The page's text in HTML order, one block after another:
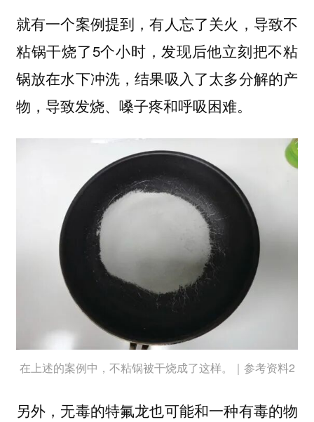
就有一个案例提到，有人忘了关火，导致不
粘锅干烧了5个小时，发现后他立刻把不粘
锅放在水下冲洗，结果吸入了太多分解的产
物 ，导致发烧、嗓子疼和呼吸困难。
在上述的案例中，不粘锅被干烧成了这样。｜参考资料2
另外，无毒的特氟龙也可能和一种有毒的物